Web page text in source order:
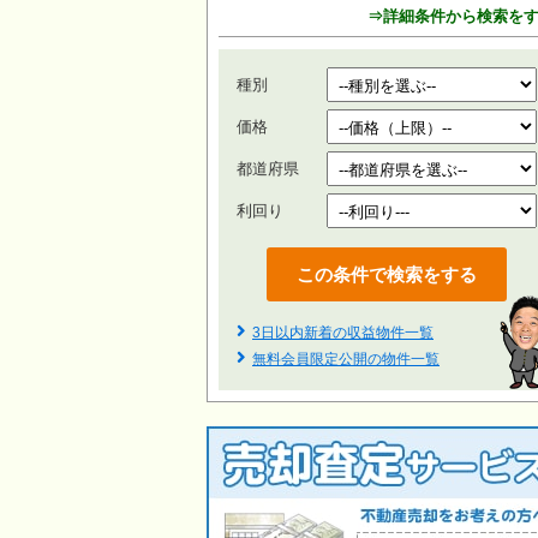
⇒詳細条件から検索を
種別
価格
都道府県
利回り
3日以内新着の収益物件一覧
無料会員限定公開の物件一覧